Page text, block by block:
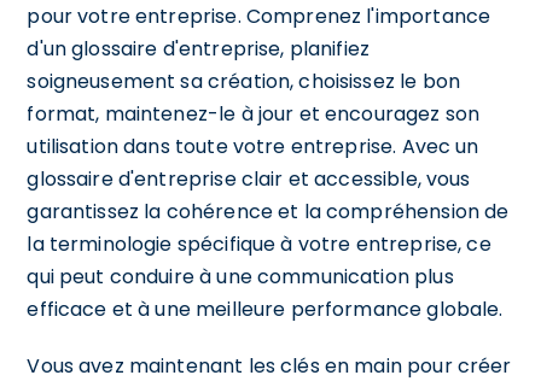
pour votre entreprise. Comprenez l'importance
d'un glossaire d'entreprise, planifiez
soigneusement sa création, choisissez le bon
format, maintenez-le à jour et encouragez son
utilisation dans toute votre entreprise. Avec un
glossaire d'entreprise clair et accessible, vous
garantissez la cohérence et la compréhension de
la terminologie spécifique à votre entreprise, ce
qui peut conduire à une communication plus
efficace et à une meilleure performance globale.
Vous avez maintenant les clés en main pour créer